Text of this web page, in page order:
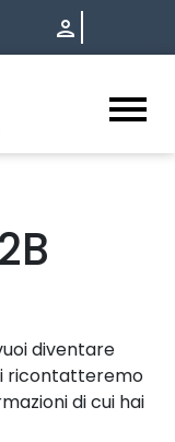
diventare
ricontatteremo
di cui hai